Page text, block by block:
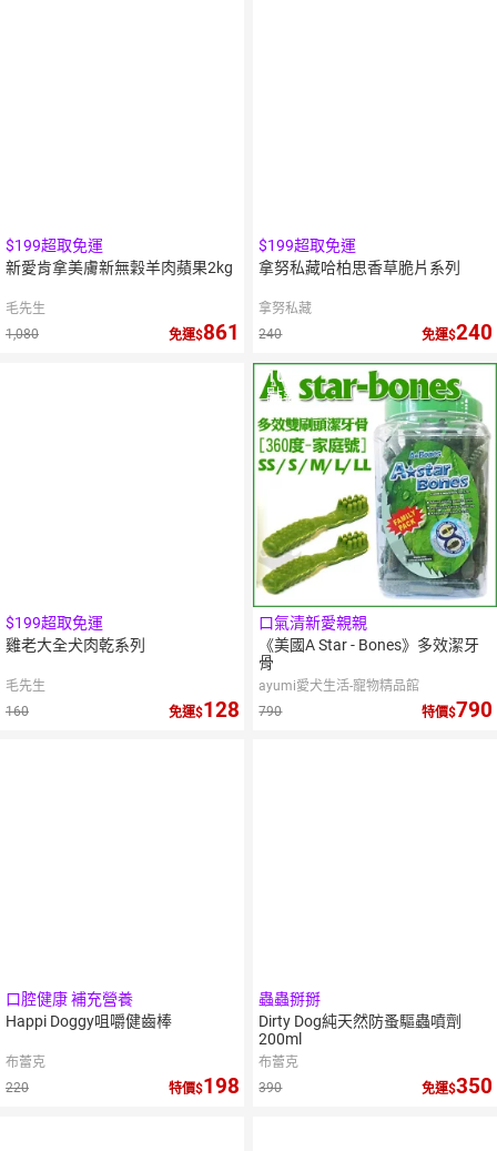
$199超取免運
新愛肯拿美膚新無穀羊肉蘋果2kg
毛先生
1,080
免運 861
$199超取免運
拿努私藏哈柏思香草脆片系列
拿努私藏
240
免運 240
$199超取免運
雞老大全犬肉乾系列
毛先生
160
免運 128
10
點數
口氣清新愛親親
《美國A Star - Bones》多效潔牙
骨
ayumi愛犬生活-寵物精品館
790
特價 790
口腔健康 補充營養
Happi Doggy咀嚼健齒棒
布蕾克
220
特價 198
蟲蟲掰掰
Dirty Dog純天然防蚤驅蟲噴劑
200ml
布蕾克
390
免運 350